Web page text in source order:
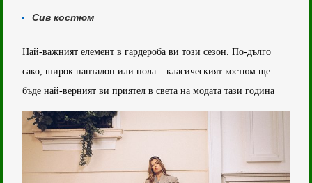
Сив костюм
Най-важният елемент в гардероба ви този сезон. По-дълго
сако, широк панталон или пола – класическият костюм ще
бъде най-верният ви приятел в света на модата тази година